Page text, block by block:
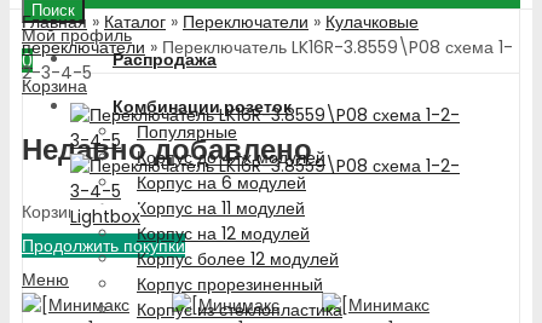
Поиск
Мой профиль
0
Корзина
Недавно добавлено
Корзина пуста!
Продолжить покупки
Меню
Распродажа
Комбинации розеток
Популярные
Корпус до 4-х модулей
Корпус на 6 модулей
Корпус на 11 модулей
Корпус на 12 модулей
Корпус более 12 модулей
Корпус прорезиненный
Корпус из стеклопластика
Главная » Каталог » Переключатели » Кулачковые
переключатели » Переключатель LK16R-3.8559\P08 схема 1-
2-3-4-5
Lightbox